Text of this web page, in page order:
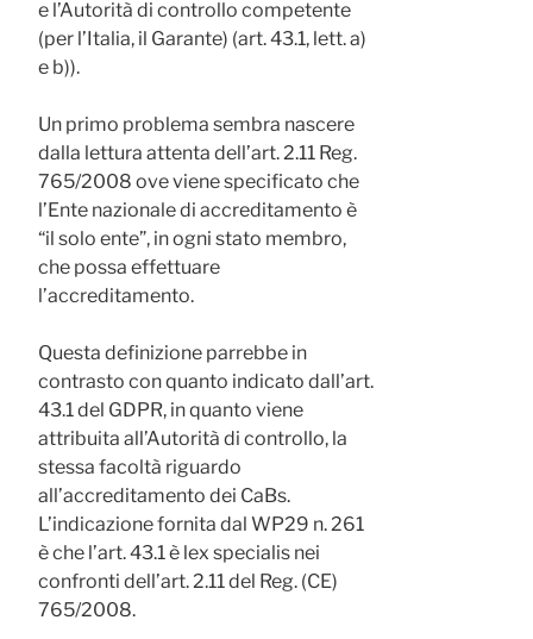
e l’Autorità di controllo competente
(per l’Italia, il Garante) (art. 43.1, lett. a)
e b)).
Un primo problema sembra nascere
dalla lettura attenta dell’art. 2.11 Reg.
765/2008 ove viene specificato che
l’Ente nazionale di accreditamento è
“il solo ente”, in ogni stato membro,
che possa effettuare
l’accreditamento.
Questa definizione parrebbe in
contrasto con quanto indicato dall’art.
43.1 del GDPR, in quanto viene
attribuita all’Autorità di controllo, la
stessa facoltà riguardo
all’accreditamento dei CaBs.
L’indicazione fornita dal WP29 n. 261
è che l’art. 43.1 è lex specialis nei
confronti dell’art. 2.11 del Reg. (CE)
765/2008.